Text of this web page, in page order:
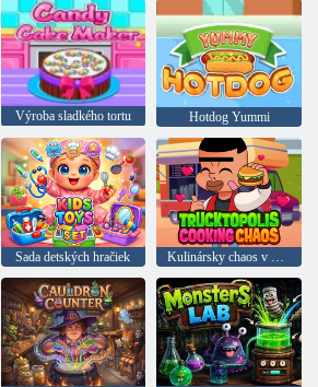
Výroba sladkého tortu Hotdog Yummi
Sada detských hračiek Kulinársky chaos v Tractopolise